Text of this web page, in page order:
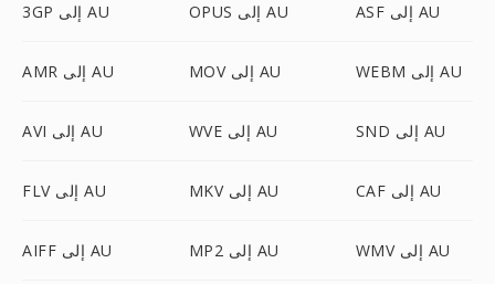
3GP إلى AU OPUS إلى AU ASF إلى AU
AMR إلى AU MOV إلى AU WEBM إلى AU
AVI إلى AU WVE إلى AU SND إلى AU
FLV إلى AU MKV إلى AU CAF إلى AU
AIFF إلى AU MP2 إلى AU WMV إلى AU